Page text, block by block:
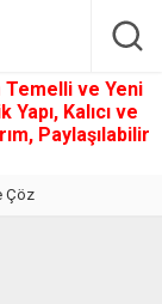
Temelli ve Yeni
Kalıcı ve
Paylaşılabilir
Çöz